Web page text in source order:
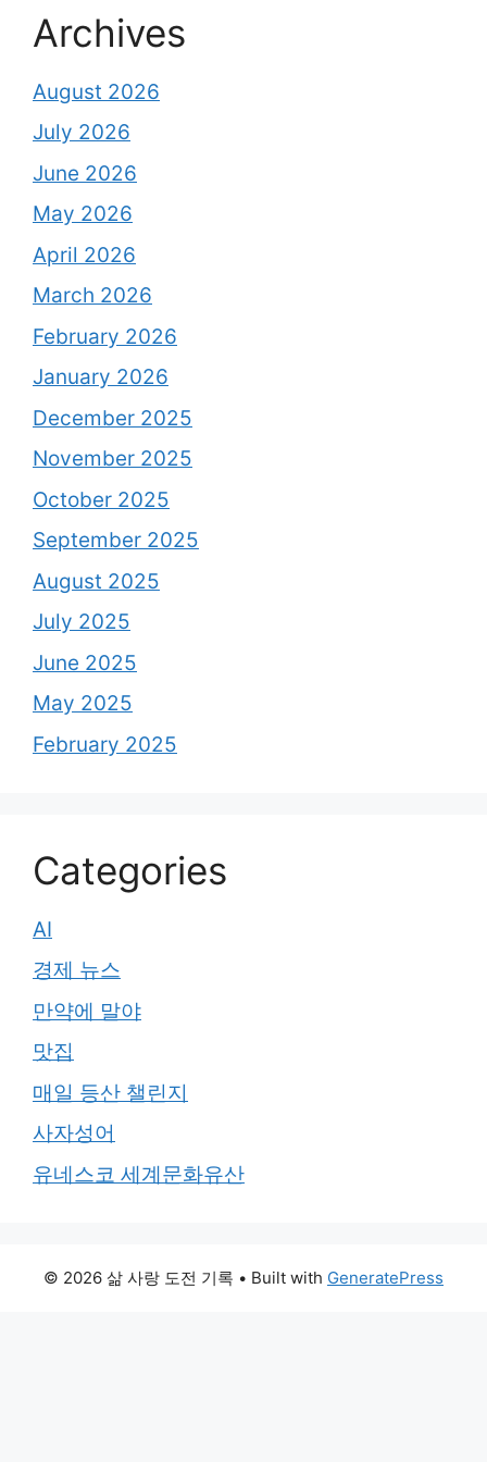
Archives
August 2026
July 2026
June 2026
May 2026
April 2026
March 2026
February 2026
January 2026
December 2025
November 2025
October 2025
September 2025
August 2025
July 2025
June 2025
May 2025
February 2025
Categories
AI
경제 뉴스
만약에 말야
맛집
매일 등산 챌린지
사자성어
유네스코 세계문화유산
© 2026 삶 사랑 도전 기록 • Built with GeneratePress